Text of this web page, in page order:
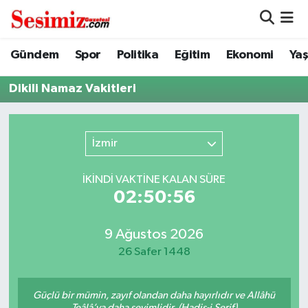
Gündem Spor Politika Eğitim Ekonomi
Dikili Namaz Vakitleri
İzmir
İKINDI VAKTİNE KALAN SÜRE
02:50:56
9 Ağustos 2026
26 Safer 1448
Güçlü bir mümin, zayıf olandan daha hayırlıdır ve Allâhü
Dünya
Eğitim
Sağlık
Nöbetçi Eczaneler
Hava Durumu
Trafik Durumu
Süper Lig Puan Durumu ve Fikstür
Tüm Manşetler
Haber Arşivi